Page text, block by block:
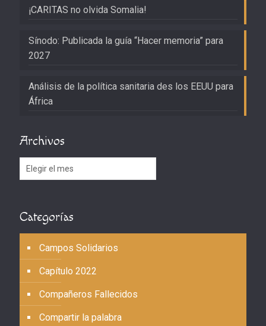
¡CARITAS no olvida Somalia!
Sínodo: Publicada la guía “Hacer memoria” para
2027
Análisis de la política sanitaria des los EEUU para
África
Archivos
Archivos
Categorías
Campos Solidarios
Capítulo 2022
Compañeros Fallecidos
Compartir la palabra